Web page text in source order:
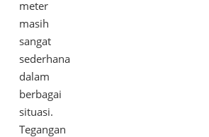
meter
masih
sangat
sederhana
dalam
berbagai
situasi.
Tegangan